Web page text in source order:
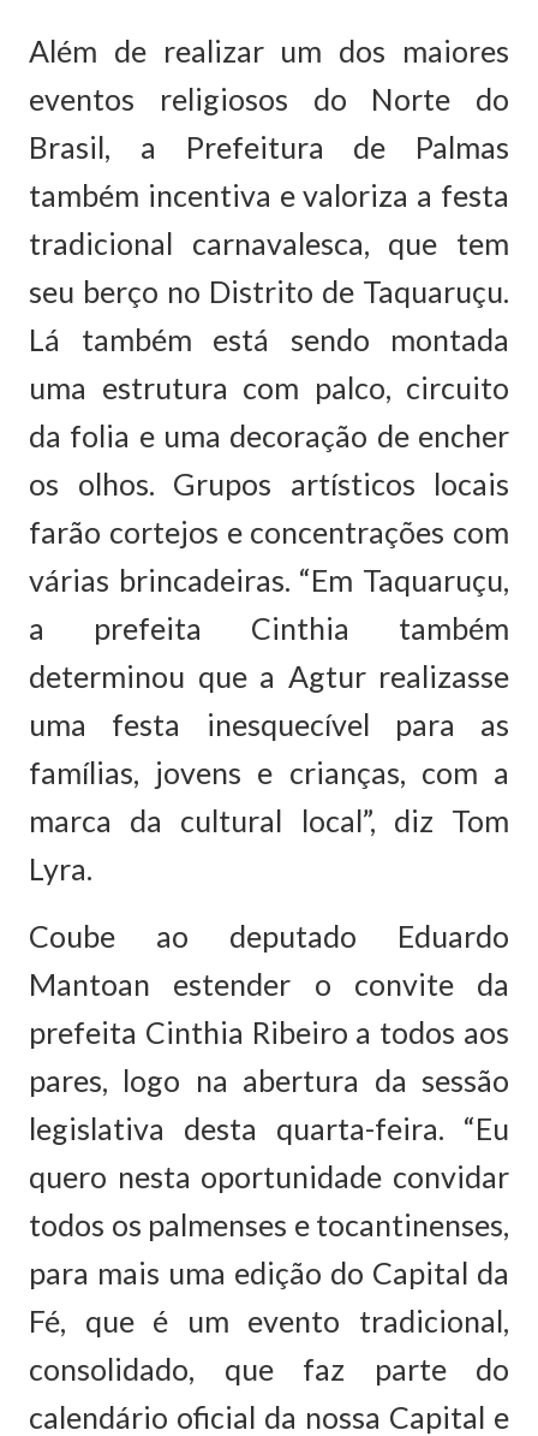
Além de realizar um dos maiores
eventos religiosos do Norte do
Brasil, a Prefeitura de Palmas
também incentiva e valoriza a festa
tradicional carnavalesca, que tem
seu berço no Distrito de Taquaruçu.
Lá também está sendo montada
uma estrutura com palco, circuito
da folia e uma decoração de encher
os olhos. Grupos artísticos locais
farão cortejos e concentrações com
várias brincadeiras. “Em Taquaruçu,
a prefeita Cinthia também
determinou que a Agtur realizasse
uma festa inesquecível para as
famílias, jovens e crianças, com a
marca da cultural local”, diz Tom
Lyra.
Coube ao deputado Eduardo
Mantoan estender o convite da
prefeita Cinthia Ribeiro a todos aos
pares, logo na abertura da sessão
legislativa desta quarta-feira. “Eu
quero nesta oportunidade convidar
todos os palmenses e tocantinenses,
para mais uma edição do Capital da
Fé, que é um evento tradicional,
consolidado, que faz parte do
calendário oficial da nossa Capital e